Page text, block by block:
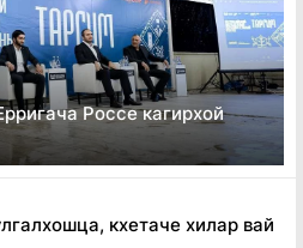
Россе кагирхой
кхетаче хилар вай